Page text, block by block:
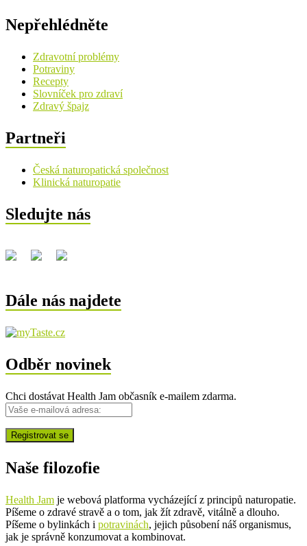
Nepřehlédněte
Zdravotní problémy
Potraviny
Recepty
Slovníček pro zdraví
Zdravý špajz
Partneři
Česká naturopatická společnost
Klinická naturopatie
Sledujte nás
Dále nás najdete
Odběr novinek
Chci dostávat Health Jam občasník e-mailem zdarma.
Naše filozofie
Health Jam je webová platforma vycházející z principů naturopatie.
Píšeme o zdravé stravě a o tom, jak žít zdravě, vitálně a dlouho.
Píšeme o bylinkách i potravinách, jejich působení náš organismus,
jak je správně konzumovat a kombinovat.